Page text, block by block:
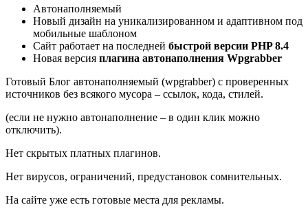
Автонаполняемый
Новый дизайн на уникализированном и адаптивном под
мобильные шаблоном
Сайт работает на последней быстрой версии PHP 8.4
Новая версия плагина автонаполнения Wpgrabber
Готовый Блог автонаполняемый (wpgrabber) с проверенных
источников без всякого мусора – ссылок, кода, стилей.
(если не нужно автонаполнение – в один клик можно
отключить).
Нет скрытых платных плагинов.
Нет вирусов, ограничений, предустановок сомнительных.
На сайте уже есть готовые места для рекламы.